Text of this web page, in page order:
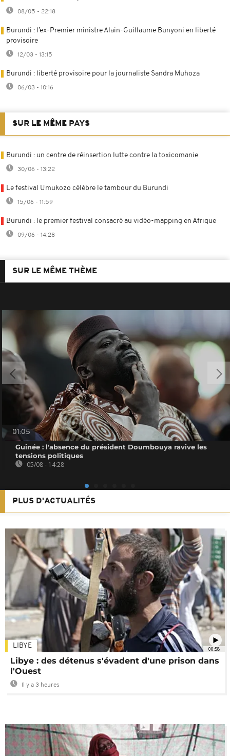
08/05 - 22:18
Burundi : l’ex-Premier ministre Alain-Guillaume Bunyoni en liberté
provisoire
12/03 - 13:15
Burundi : liberté provisoire pour la journaliste Sandra Muhoza
06/03 - 10:16
SUR LE MÊME PAYS
Burundi : un centre de réinsertion lutte contre la toxicomanie
30/06 - 13:22
Le festival Umukozo célèbre le tambour du Burundi
15/06 - 11:59
Burundi : le premier festival consacré au vidéo-mapping en Afrique
09/06 - 14:28
SUR LE MÊME THÈME
01:05
Guinée : l'absence du président Doumbouya ravive les
tensions politiques
05/08 - 14:28
PLUS D'ACTUALITÉS
00:58
LIBYE
Libye : des détenus s'évadent d'une prison dans
l'Ouest
Il y a 3 heures